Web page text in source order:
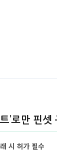
’로만 핀셋
시 허가 필수